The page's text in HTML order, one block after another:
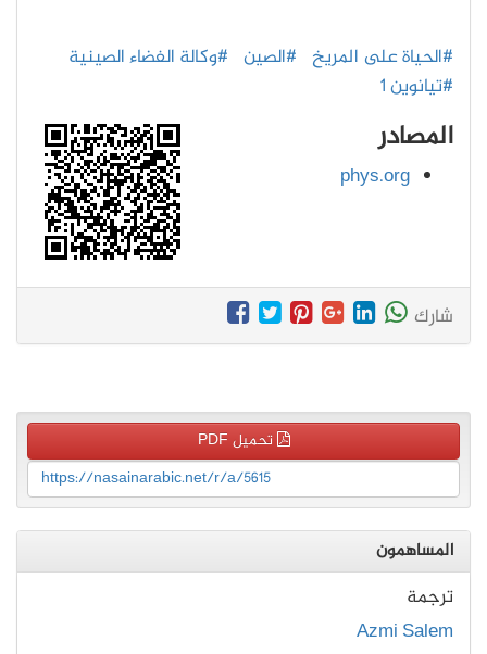
#الحياة على المريخ #الصين #وكالة الفضاء الصينية
#تيانوين 1
المصادر
phys.org
شارك
تحميل PDF
https://nasainarabic.net/r/a/5615
المساهمون
ترجمة
Azmi Salem